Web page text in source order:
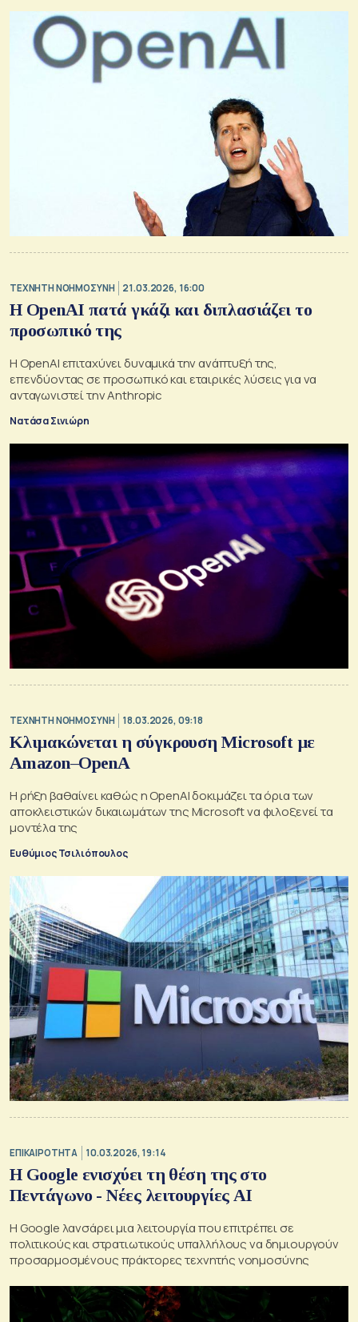
TΕΧΝΗΤΗ ΝΟΗΜΟΣΥΝΗ 21.03.2026, 16:00
Η OpenAI πατά γκάζι και διπλασιάζει το
προσωπικό της
Η OpenAI επιταχύνει δυναμικά την ανάπτυξή της,
επενδύοντας σε προσωπικό και εταιρικές λύσεις για να
ανταγωνιστεί την Anthropic
Νατάσα Σινιώρη
TΕΧΝΗΤΗ ΝΟΗΜΟΣΥΝΗ 18.03.2026, 09:18
Κλιμακώνεται η σύγκρουση Microsoft με
Amazon–OpenA
Η ρήξη βαθαίνει καθώς η OpenAI δοκιμάζει τα όρια των
αποκλειστικών δικαιωμάτων της Microsoft να φιλοξενεί τα
μοντέλα της
Ευθύμιος Τσιλιόπουλος
ΕΠΙΚΑΙΡΟΤΗΤΑ 10.03.2026, 19:14
Η Google ενισχύει τη θέση της στο
Πεντάγωνο - Νέες λειτουργίες ΑΙ
Η Google λανσάρει μια λειτουργία που επιτρέπει σε
πολιτικούς και στρατιωτικούς υπαλλήλους να δημιουργούν
προσαρμοσμένους πράκτορες τεχνητής νοημοσύνης